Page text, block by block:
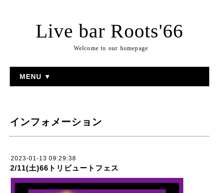
Live bar Roots'66
Welcome to our homepage
MENU ▼
インフォメーション
2023-01-13 09:29:38
2/11(土)66トリビュートフェス